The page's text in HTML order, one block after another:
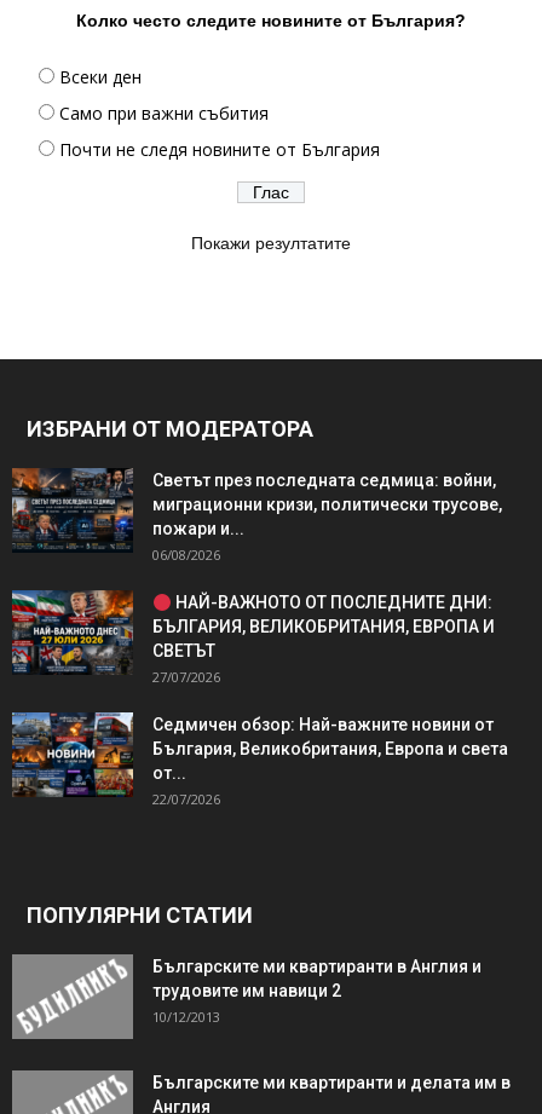
Колко често следите новините от България?
Всеки ден
Само при важни събития
Почти не следя новините от България
Покажи резултатите
ИЗБРАНИ ОТ МОДЕРАТОРА
Светът през последната седмица: войни,
миграционни кризи, политически трусове,
пожари и...
06/08/2026
НАЙ-ВАЖНОТО ОТ ПОСЛЕДНИТЕ ДНИ:
БЪЛГАРИЯ, ВЕЛИКОБРИТАНИЯ, ЕВРОПА И
СВЕТЪТ
27/07/2026
Седмичен обзор: Най-важните новини от
България, Великобритания, Европа и света
от...
22/07/2026
ПОПУЛЯРНИ СТАТИИ
Българските ми квартиранти в Англия и
трудовите им навици 2
10/12/2013
Българските ми квартиранти и делата им в
Англия